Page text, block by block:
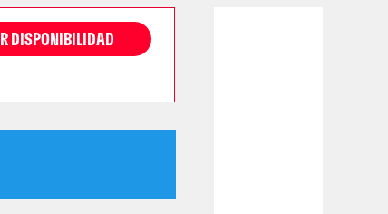
DISPONIBILIDAD